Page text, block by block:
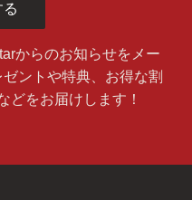
からのお知らせをメー
ントや特典、お得な割
どをお届けします！